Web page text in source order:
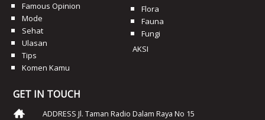
Famous Opinion
Mode
Sehat
Ulasan
Tips
Komen Kamu
Flora
Fauna
Fungi
AKSI
GET IN TOUCH
ADDRESS Jl. Taman Radio Dalam Raya No 15